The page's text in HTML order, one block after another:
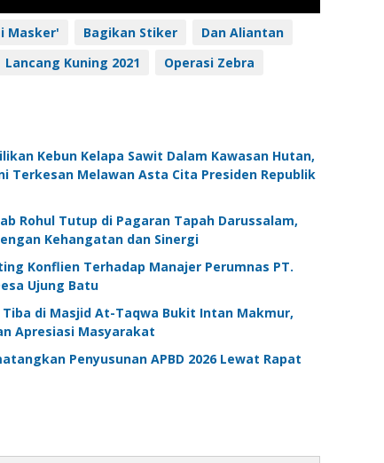
Masker' Bagikan Stiker
Dan Aliantan
Lancang Kuning 2021
Operasi Zebra
Kebun Kelapa Sawit Dalam Kawasan Hutan,
Terkesan Melawan Asta Cita Presiden Republik
Rohul Tutup di Pagaran Tapah Darussalam,
Kehangatan dan Sinergi
Konflien Terhadap Manajer Perumnas PT.
Ujung Batu
Tiba di Masjid At-Taqwa Bukit Intan Makmur,
Apresiasi Masyarakat
Penyusunan APBD 2026 Lewat Rapat